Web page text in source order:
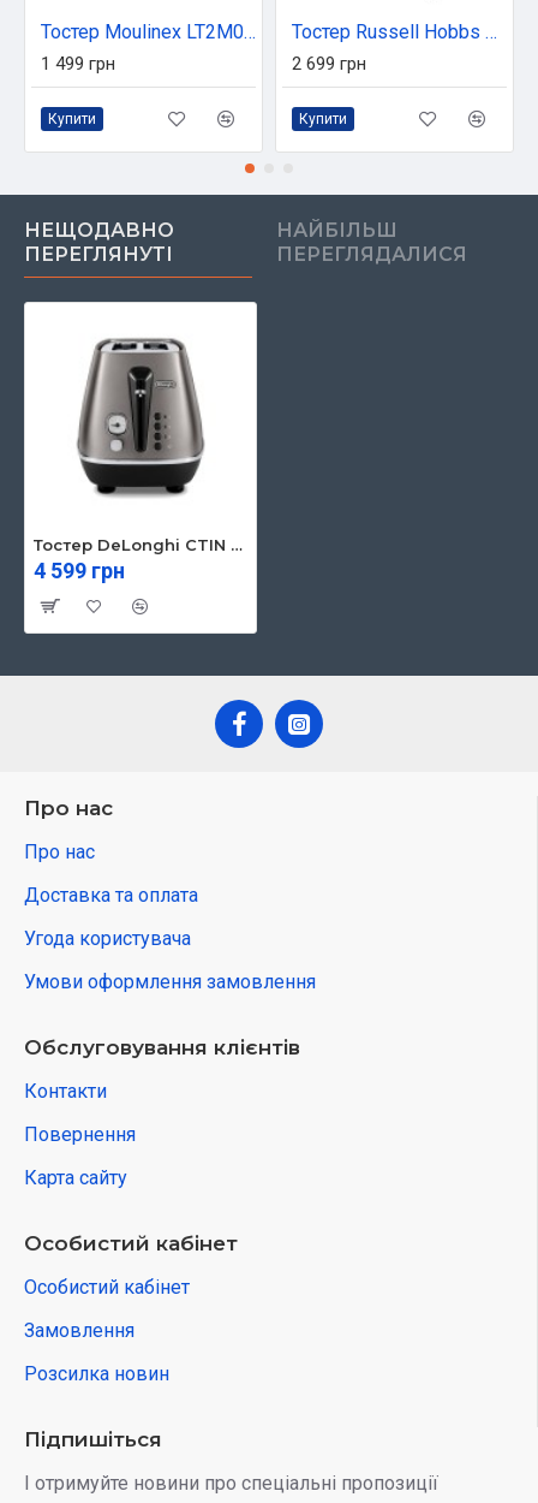
Тостер Moulinex LT2M0810
1 499 грн
Купити
Тостер Russell Hobbs 26552-56
2 699 грн
Купити
НЕЩОДАВНО
ПЕРЕГЛЯНУТІ
НАЙБІЛЬШ
ПЕРЕГЛЯДАЛИСЯ
Тостер DeLonghi CTIN 2103 TB (CTIN2103TB)
4 599 грн
Про нас
Про нас
Доставка та оплата
Угода користувача
Умови оформлення замовлення
Обслуговування клієнтів
Контакти
Повернення
Карта сайту
Особистий кабінет
Особистий кабінет
Замовлення
Розсилка новин
Підпишіться
І отримуйте новини про спеціальні пропозиції